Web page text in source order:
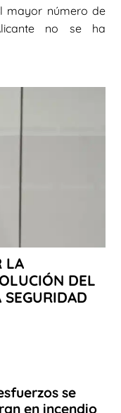
mayor número de
no se ha
LA
DEL
se
en incendio